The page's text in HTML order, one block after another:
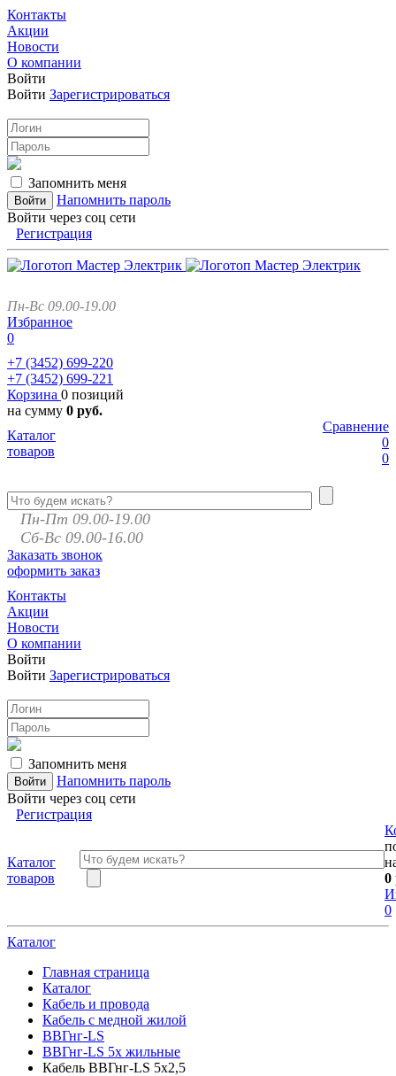
Контакты
Акции
Новости
О компании
Войти
Войти Зарегистрироваться
Запомнить меня
Напомнить пароль
Войти через соц сети
Регистрация
Пн-Вс 09.00-19.00
Избранное
0
+7 (3452) 699-220
+7 (3452) 699-221
Корзина 0 позиций
на сумму 0 руб.
Сравнение
0
0
Каталог
товаров
Пн-Пт 09.00-19.00
Сб-Вс 09.00-16.00
Заказать звонок
оформить заказ
Контакты
Акции
Новости
О компании
Войти
Войти Зарегистрироваться
Запомнить меня
Напомнить пароль
Войти через соц сети
Регистрация
Каталог
товаров
0
0
Каталог
Главная страница
Каталог
Кабель и провода
Кабель с медной жилой
ВВГнг-LS
ВВГнг-LS 5х жильные
Кабель ВВГнг-LS 5х2,5